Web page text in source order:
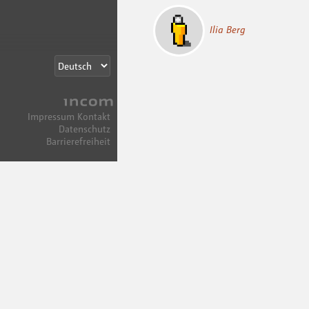
Impressum Kontakt
Datenschutz
Barrierefreiheit
Ilia Berg